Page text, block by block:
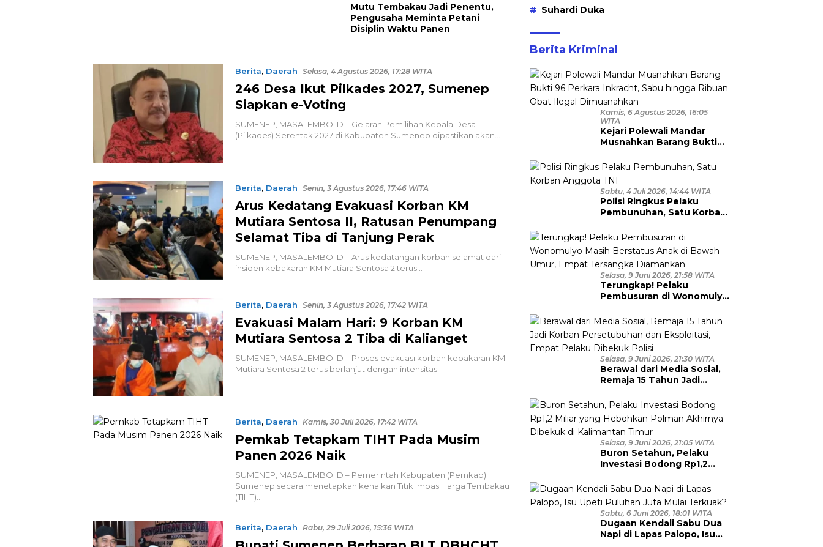
Mutu Tembakau Jadi Penentu,
Pengusaha Meminta Petani
Disiplin Waktu Panen
Berita, Daerah Selasa, 4 Agustus 2026, 17:28 WITA
246 Desa Ikut Pilkades 2027, Sumenep
Siapkan e-Voting
SUMENEP, MASALEMBO.ID – Gelaran Pemilihan Kepala Desa
(Pilkades) Serentak 2027 di Kabupaten Sumenep dipastikan akan…
Berita, Daerah Senin, 3 Agustus 2026, 17:46 WITA
Arus Kedatang Evakuasi Korban KM
Mutiara Sentosa II, Ratusan Penumpang
Selamat Tiba di Tanjung Perak
SUMENEP, MASALEMBO.ID – Arus kedatangan korban selamat dari
insiden kebakaran KM Mutiara Sentosa 2 terus…
Berita, Daerah Senin, 3 Agustus 2026, 17:42 WITA
Evakuasi Malam Hari: 9 Korban KM
Mutiara Sentosa 2 Tiba di Kalianget
SUMENEP, MASALEMBO.ID – Proses evakuasi korban kebakaran KM
Mutiara Sentosa 2 terus berlanjut dengan intensitas…
Berita, Daerah Kamis, 30 Juli 2026, 17:42 WITA
Pemkab Tetapkam TIHT Pada Musim
Panen 2026 Naik
SUMENEP, MASALEMBO.ID – Pemerintah Kabupaten (Pemkab)
Sumenep secara menetapkan kenaikan Titik Impas Harga Tembakau
(TIHT)…
Berita, Daerah Rabu, 29 Juli 2026, 15:36 WITA
Suhardi Duka
Berita Kriminal
Kamis, 6 Agustus 2026, 16:05
WITA
Kejari Polewali Mandar
Musnahkan Barang Bukti
hingga Ribuan Obat Ilegal
Dimusnahkan
Sabtu, 4 Juli 2026, 14:44 WITA
Polisi Ringkus Pelaku
Pembunuhan, Satu Korban
Selasa, 9 Juni 2026, 21:58 WITA
Terungkap! Pelaku
Pembusuran di Wonomulyo
Bawah Umur, Empat
Tersangka Diamankan
Selasa, 9 Juni 2026, 21:30 WITA
Berawal dari Media Sosial,
Remaja 15 Tahun Jadi
Eksploitasi, Empat Pelaku
Dibekuk Polisi
Selasa, 9 Juni 2026, 21:05 WITA
Buron Setahun, Pelaku
Investasi Bodong Rp1,2
Polman Akhirnya Dibekuk
di Kalimantan Timur
Sabtu, 6 Juni 2026, 18:01 WITA
Dugaan Kendali Sabu Dua
Napi di Lapas Palopo, Isu